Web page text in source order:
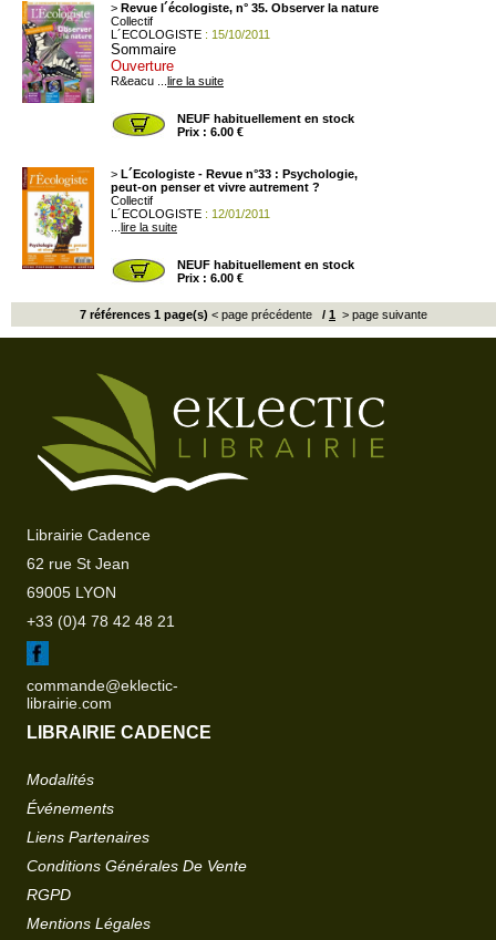
> Revue l´écologiste, n° 35. Observer la nature
Collectif
L´ECOLOGISTE : 15/10/2011
Sommaire
Ouverture
R&eacu ... lire la suite
NEUF habituellement en stock
Prix : 6.00 €
> L´Ecologiste - Revue n°33 : Psychologie,
peut-on penser et vivre autrement ?
Collectif
L´ECOLOGISTE : 12/01/2011
lire la suite
NEUF habituellement en stock
Prix : 6.00 €
7 références 1 page(s) < page précédente / 1 > page suivante
Librairie Cadence
62 rue St Jean
69005 LYON
+33 (0)4 78 42 48 21
commande@eklectic-
librairie.com
LIBRAIRIE CADENCE
Modalités
Événements
Liens Partenaires
Conditions Générales De Vente
RGPD
Mentions Légales